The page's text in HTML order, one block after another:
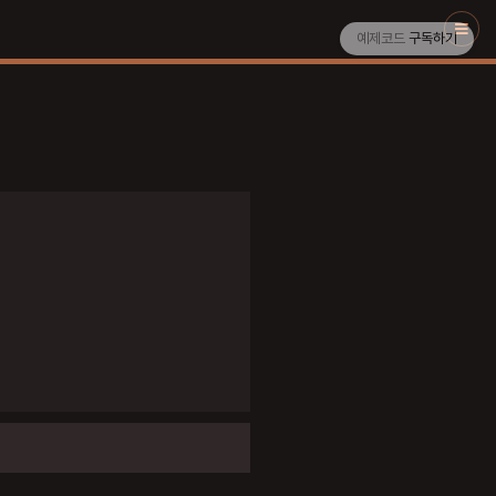
예제코드 구독하기